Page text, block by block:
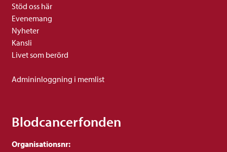
Stöd oss här
Evenemang
Nyheter
Kansli
Livet som berörd
Admininloggning i memlist
Blodcancerfonden
Organisationsnr: